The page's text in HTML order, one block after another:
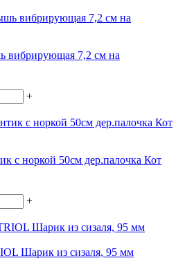
7,2 см на
+
с норкой 50см дер.палочка Кот
+
Шарик из сизаля, 95 мм